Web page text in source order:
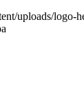
uploads/logo-